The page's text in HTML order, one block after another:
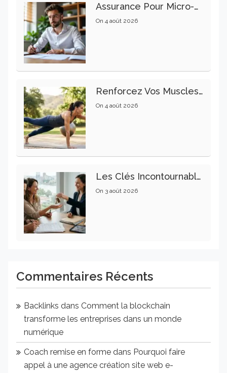
Assurance Pour Micro-Entrepreneur : Les Garanties Essentielles À Connaître
On 4 août 2026
Renforcez Vos Muscles Profonds Pour Apaiser Votre Mal De Dos
On 4 août 2026
Les Clés Incontournables Pour Réussir Vos Transactions Immobilières
On 3 août 2026
Commentaires Récents
Backlinks dans Comment la blockchain
transforme les entreprises dans un monde
numérique
Coach remise en forme dans Pourquoi faire
appel à une agence création site web e-